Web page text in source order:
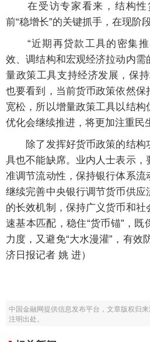
在受访专家看来，结构性
前“稳增长”的关键抓手，在现阶
“近期再贷款工具的密集推
效、调结构和宏观经济拉动内需
量政策工具支持经济发展，保
也要看到，当前货币政策依然
宽松，所以增量政策工具以结
优化会继续推进，将更加注重民
除了发挥好货币政策的结构
具也不能缺席。业内人士表示
准调节流动性，保持银行体系
继续完善中央银行调节货币供应
的长效机制，保持广义货币和
速基本匹配，稳住“货币锚”，
力度，又避免“大水漫灌”，有效
济日报记者 姚 进）
中国金融网提供信息发布平台，文章版权归
注明出处。